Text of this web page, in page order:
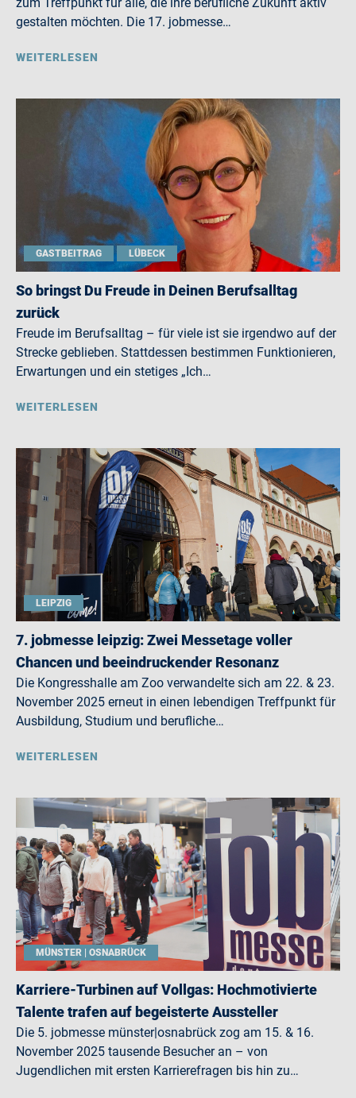
gestalten möchten. Die 17. jobmesse…
WEITERLESEN
GASTBEITRAG LÜBECK
So bringst Du Freude in Deinen Berufsalltag
zurück
Freude im Berufsalltag – für viele ist sie irgendwo auf der
Strecke geblieben. Stattdessen bestimmen Funktionieren,
Erwartungen und ein stetiges „Ich…
WEITERLESEN
LEIPZIG
7. jobmesse leipzig: Zwei Messetage voller
Chancen und beeindruckender Resonanz
Die Kongresshalle am Zoo verwandelte sich am 22. & 23.
November 2025 erneut in einen lebendigen Treffpunkt für
Ausbildung, Studium und berufliche…
WEITERLESEN
MÜNSTER | OSNABRÜCK
Karriere-Turbinen auf Vollgas: Hochmotivierte
Talente trafen auf begeisterte Aussteller
Die 5. jobmesse münster|osnabrück zog am 15. & 16.
November 2025 tausende Besucher an – von
Jugendlichen mit ersten Karrierefragen bis hin zu…